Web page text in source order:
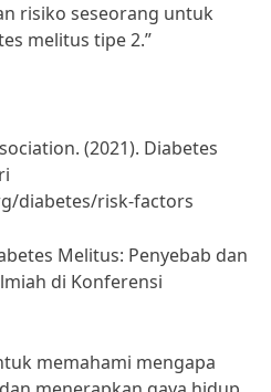
risiko seseorang untuk
melitus tipe 2.”
(2021). Diabetes
diabetes/risk-factors
Melitus: Penyebab dan
di Konferensi
memahami mengapa